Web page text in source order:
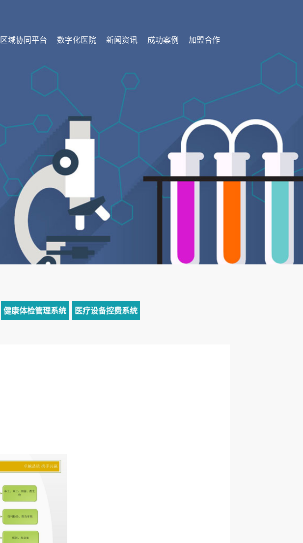
健康体检管理系统 医疗设备控费系统
区域协同平台 数字化医院 新闻资讯 成功案例 加盟合作